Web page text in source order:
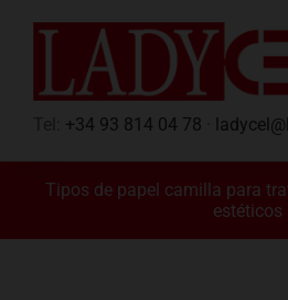
+34 93 814 04 78
Tipos de papel camilla para
estéticos